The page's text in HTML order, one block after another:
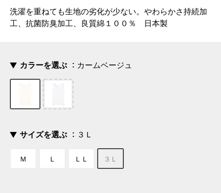
洗濯を重ねても生地の劣化が少ない。やわらかさ持続加
工、抗菌防臭加工、良質綿１００％ 日本製
カラーを選ぶ カームベージュ
サイズを選ぶ ３Ｌ
Ｍ Ｌ ＬＬ ３Ｌ